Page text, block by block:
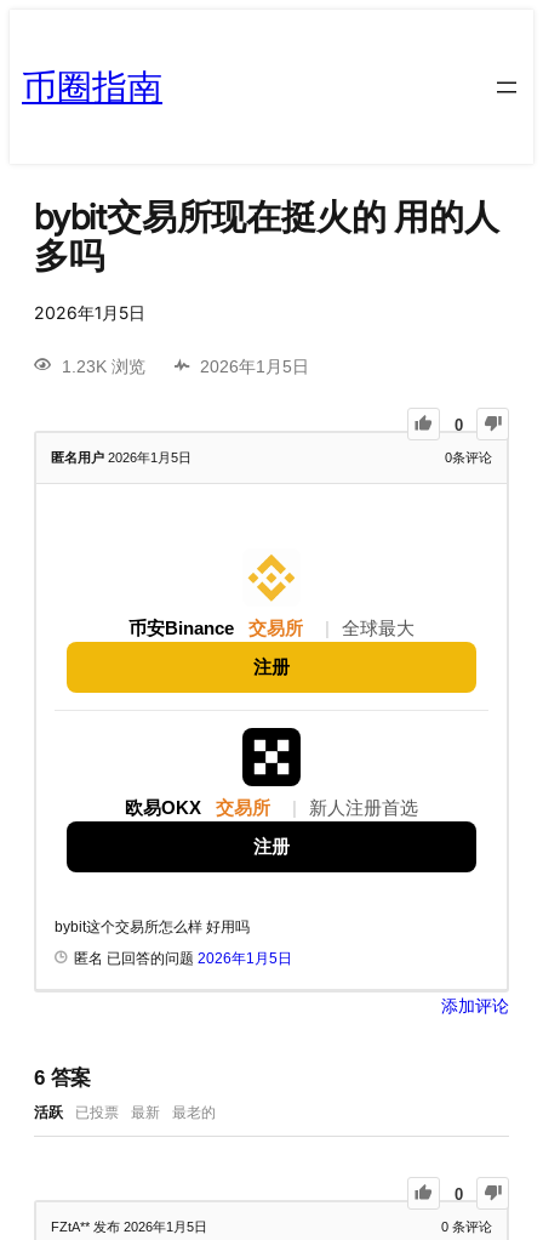
币圈指南
bybit交易所现在挺火的 用的人
多吗
2026年1月5日
1.23K 浏览 2026年1月5日
0
匿名用户 2026年1月5日 0条评论
币安Binance 交易所 全球最大
注册
欧易OKX 交易所 新人注册首选
注册
bybit这个交易所怎么样 好用吗
匿名 已回答的问题 2026年1月5日
添加评论
6答案
活跃 已投票 最新 最老的
0
FZtA** 发布 2026年1月5日 0 条评论